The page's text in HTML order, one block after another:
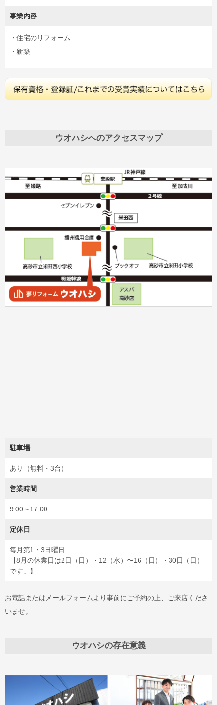
事業内容
・住宅のリフォーム
・新築
ウオハシへのアクセスマップ
駐車場
あり（無料・3台）
営業時間
9:00～17:00
定休日
毎月第1・3日曜日
【8月の休業日は2日（日）・12（水）〜16（日）・30日（日）
です。】
お電話またはメールフォームより事前にご予約の上、ご来店くださ
いませ。
ウオハシの存在意義